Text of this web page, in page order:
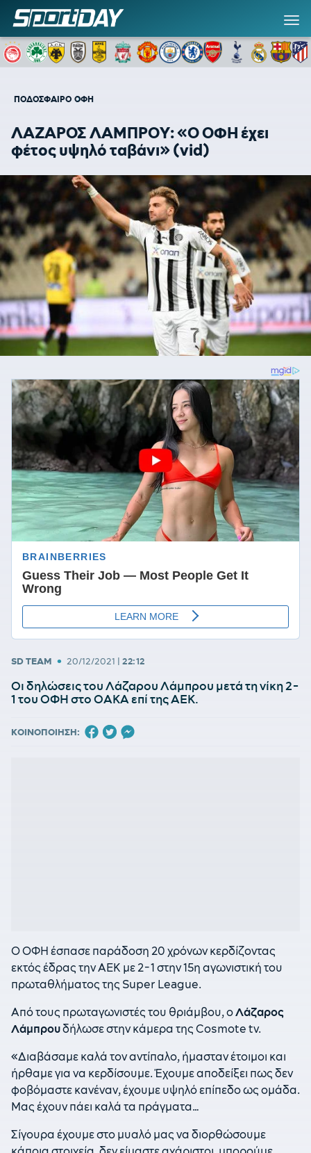
ΠΟΔΟΣΦΑΙΡΟ ΟΦΗ
ΛΑΖΑΡΟΣ ΛΑΜΠΡΟΥ: «Ο ΟΦΗ έχει
φέτος υψηλό ταβάνι» (vid)
SD TEAM • 20/12/2021 | 22:12
Οι δηλώσεις του Λάζαρου Λάμπρου μετά τη νίκη 2-
1 του ΟΦΗ στο ΟΑΚΑ επί της ΑΕΚ.
ΚΟΙΝΟΠΟΙΗΣΗ:
Ο ΟΦΗ έσπασε παράδοση 20 χρόνων κερδίζοντας
εκτός έδρας την ΑΕΚ με 2-1 στην 15η αγωνιστική του
πρωταθλήματος της Super League.
Aπό τους πρωταγωνιστές του θριάμβου, οΛάζαρος
Λάμπρουδήλωσε στην κάμερα της Cosmote tv.
«Διαβάσαμε καλά τον αντίπαλο, ήμασταν έτοιμοι και
ήρθαμε για να κερδίσουμε. Έχουμε αποδείξει πως δεν
φοβόμαστε κανέναν, έχουμε υψηλό επίπεδο ως ομάδα.
Μας έχουν πάει καλά τα πράγματα…
Σίγουρα έχουμε στο μυαλό μας να διορθώσουμε